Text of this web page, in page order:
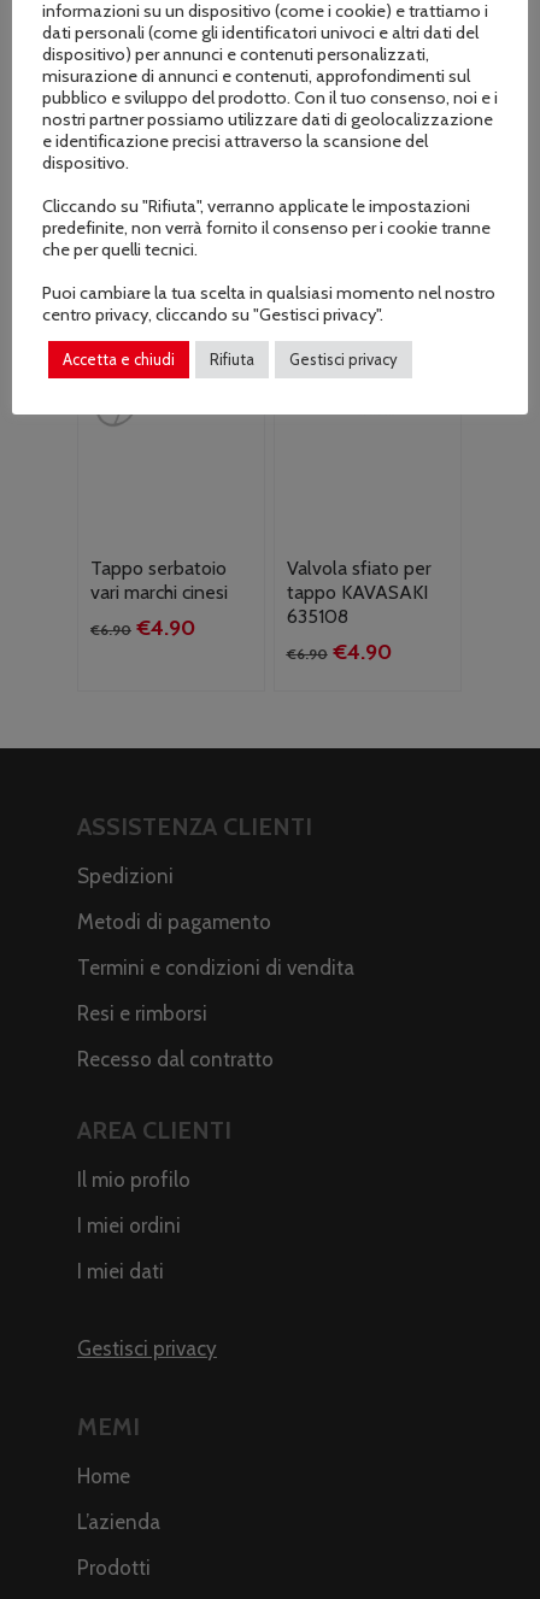
generico TANAKA
€13.00 Il
prezzo
originale
era:
€13.00.
€10.90Il
prezzo
attuale
è:
€10.90.
per HONDA 4T
GX22/25/31/35 e
vari marchi cinesi
4T
€9.90 Il
prezzo
€9.90.
€7.90Il
prezzo
€7.90.
Tappo serbatoio
vari marchi cinesi
€6.90 Il
€4.90Il
Valvola sfiato per
tappo KAVASAKI
635108
€6.90 Il
€6.90.
€4.90Il
€4.90.
ASSISTENZA CLIENTI
Spedizioni
Metodi di pagamento
Termini e condizioni di vendita
Resi e rimborsi
Recesso dal contratto
AREA CLIENTI
Il mio profilo
I miei ordini
I miei dati
Gestisci privacy
MEMI
Home
L’azienda
Prodotti
informazioni su un dispositivo (come i cookie) e trattiamo i
dati personali (come gli identificatori univoci e altri dati del
dispositivo) per annunci e contenuti personalizzati,
misurazione di annunci e contenuti, approfondimenti sul
pubblico e sviluppo del prodotto. Con il tuo consenso, noi e i
nostri partner possiamo utilizzare dati di geolocalizzazione
e identificazione precisi attraverso la scansione del
dispositivo.
Cliccando su "Rifiuta", verranno applicate le impostazioni
predefinite, non verrà fornito il consenso per i cookie tranne
che per quelli tecnici.
Puoi cambiare la tua scelta in qualsiasi momento nel nostro
centro privacy, cliccando su "Gestisci privacy".
Accetta e chiudi Rifiuta Gestisci privacy